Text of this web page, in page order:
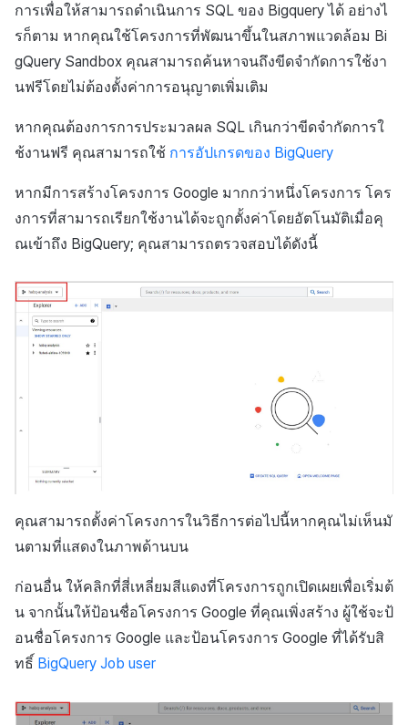
การเพื่อให้สามารถดำเนินการ SQL ของ Bigquery ได้ อย่างไ
รก็ตาม หากคุณใช้โครงการที่พัฒนาขึ้นในสภาพแวดล้อม Bi
gQuery Sandbox คุณสามารถค้นหาจนถึงขีดจำกัดการใช้งา
นฟรีโดยไม่ต้องตั้งค่าการอนุญาตเพิ่มเติม
หากคุณต้องการการประมวลผล SQL เกินกว่าขีดจำกัดการใ
ช้งานฟรี คุณสามารถใช้ การอัปเกรดของ BigQuery
หากมีการสร้างโครงการ Google มากกว่าหนึ่งโครงการ โคร
งการที่สามารถเรียกใช้งานได้จะถูกตั้งค่าโดยอัตโนมัติเมื่อคุ
ณเข้าถึง BigQuery; คุณสามารถตรวจสอบได้ดังนี้
คุณสามารถตั้งค่าโครงการในวิธีการต่อไปนี้หากคุณไม่เห็นมั
นตามที่แสดงในภาพด้านบน
ก่อนอื่น ให้คลิกที่สี่เหลี่ยมสีแดงที่โครงการถูกเปิดเผยเพื่อเริ่มต้
น จากนั้นให้ป้อนชื่อโครงการ Google ที่คุณเพิ่งสร้าง ผู้ใช้จะป้
อนชื่อโครงการ Google และป้อนโครงการ Google ที่ได้รับสิ
ทธิ์ BigQuery Job user